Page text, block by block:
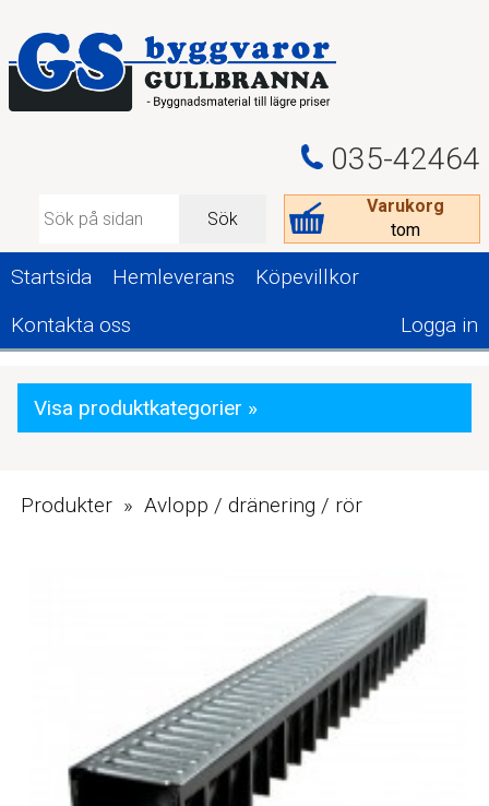
035-42464
Varukorg
tom
Sök
Startsida Hemleverans
Köpevillkor
Kontakta oss
Logga in
Visa produktkategorier »
Produkter » Avlopp / dränering / rör